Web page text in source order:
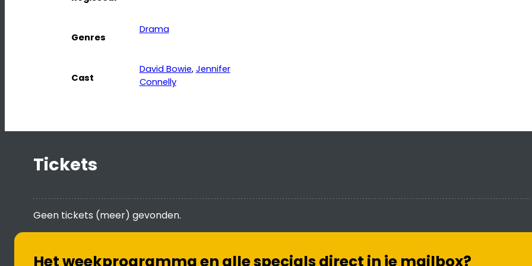
Genres
Drama
Cast
David Bowie, Jennifer
Connelly
Tickets
Geen tickets (meer) gevonden.
Het weekprogramma en alle specials direct in je mailbox?